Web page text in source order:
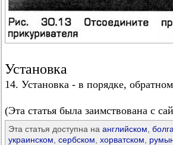
Установка
14. Установка - в порядке,
(Эта статья была заимствована с
Эта статья доступна на английском
украинском сербском хорватском